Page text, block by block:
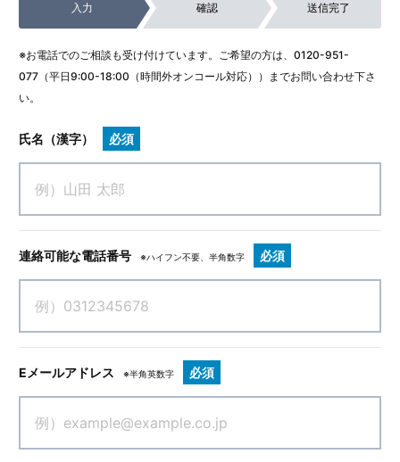
入力 確認 送信完了
※お電話でのご相談も受け付けています。ご希望の方は、 0120-951-
077 （平日9:00-18:00（時間外オンコール対応））までお問い合わせ下さ
い。
氏名（漢字） 必須
連絡可能な電話番号 ※ハイフン不要、半角数字 必須
Eメールアドレス ※半角英数字 必須